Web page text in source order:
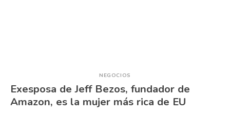
NEGOCIOS
Exesposa de Jeff Bezos, fundador de
Amazon, es la mujer más rica de EU